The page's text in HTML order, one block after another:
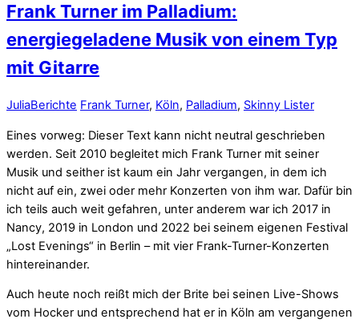
Frank Turner im Palladium:
energiegeladene Musik von einem Typ
mit Gitarre
JuliaBerichte Frank Turner, Köln, Palladium, Skinny Lister
Eines vorweg: Dieser Text kann nicht neutral geschrieben
werden. Seit 2010 begleitet mich Frank Turner mit seiner
Musik und seither ist kaum ein Jahr vergangen, in dem ich
nicht auf ein, zwei oder mehr Konzerten von ihm war. Dafür bin
ich teils auch weit gefahren, unter anderem war ich 2017 in
Nancy, 2019 in London und 2022 bei seinem eigenen Festival
„Lost Evenings“ in Berlin – mit vier Frank-Turner-Konzerten
hintereinander.
Auch heute noch reißt mich der Brite bei seinen Live-Shows
vom Hocker und entsprechend hat er in Köln am vergangenen